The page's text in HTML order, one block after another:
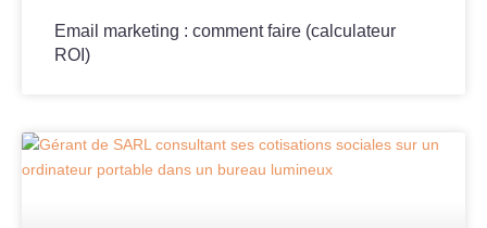
Email marketing : comment faire (calculateur
ROI)